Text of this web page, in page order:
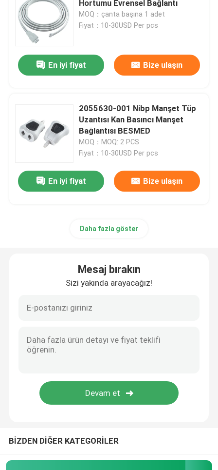
Radyo Saydam Tel
EKG holter kablosu
Sıcaklık Probu Kablosu
NIBP Manşeti
Hortumu Evrensel Bağlantı
MOQ：çanta başına 1 adet
Fiyat：10-30USD Per pcs
En iyi fiyat Bize ulaşın
2055630-001 Nibp Manşet Tüp
Uzantısı Kan Basıncı Manşet
Bağlantısı BESMED
MOQ：MOQ: 2 PCS
Fiyat：10-30USD Per pcs
En iyi fiyat Bize ulaşın
Daha fazla göster
Mesaj bırakın
Sizi yakında arayacağız!
BİZDEN DİĞER KATEGORİLER